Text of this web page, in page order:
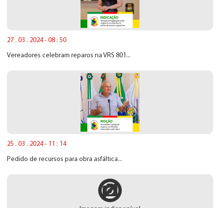
27 . 03 . 2024 - 08 : 50
Vereadores celebram reparos na VRS 801...
25 . 03 . 2024 - 11 : 14
Pedido de recursos para obra asfáltica...